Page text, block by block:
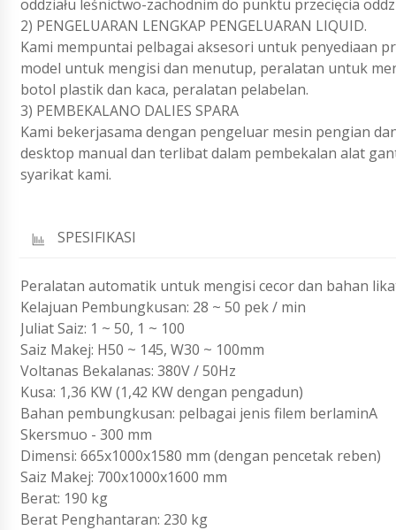
oddziału leśnictwo-zachodnim do punktu przecięcia
2) PENGELUARAN LENGKAP PENGELUARAN LIQUID.
Kami mempuntai pelbagai aksesori untuk penyediaan
model untuk mengisi dan menutup, peralatan untuk
botol plastik dan kaca, peralatan pelabelan.
3) PEMBEKALANO DALIES SPARA
Kami bekerjasama dengan pengeluar mesin pengian
desktop manual dan terlibat dalam pembekalan alat
syarikat kami.
SPESIFIKASI
Peralatan automatik untuk mengisi cecor dan bahan
Kelajuan Pembungkusan: 28 ~ 50 pek / min
Juliat Saiz: 1 ~ 50, 1 ~ 100
Saiz Makej: H50 ~ 145, W30 ~ 100mm
Voltanas Bekalanas: 380V / 50Hz
Kusa: 1,36 KW (1,42 KW dengan pengadun)
Bahan pembungkusan: pelbagai jenis filem berlaminA
Skersmuo - 300 mm
Dimensi: 665x1000x1580 mm (dengan pencetak reben)
Saiz Makej: 700x1000x1600 mm
Berat: 190 kg
Berat Penghantaran: 230 kg